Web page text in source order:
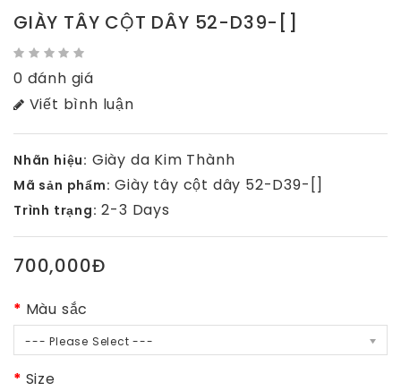
GIÀY TÂY CỘT DÂY 52-D39-[]
0 đánh giá
Viết bình luận
Nhãn hiệu: Giày da Kim Thành
Mã sản phẩm: Giày tây cột dây 52-D39-[]
Trình trạng: 2-3 Days
700,000Đ
Màu sắc
--- Please Select ---
Size